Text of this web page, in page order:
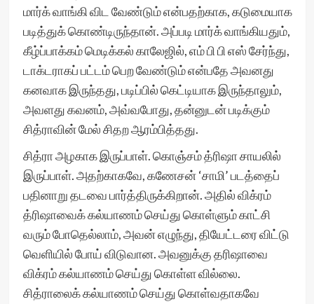
மார்க் வாங்கி விட வேண்டும் என்பதற்காக, கடுமையாக
படித்துக் கொண்டிருந்தான். அப்படி மார்க் வாங்கியதும்,
கீழ்ப்பாக்கம் மெடிக்கல் காலேஜில், எம் பி பி எஸ் சேர்ந்து,
டாக்டராகப் பட்டம் பெற வேண்டும் என்பதே அவனது
கனவாக இருந்தது, படிப்பில் கெட்டியாக இருந்தாலும்,
அவளது கவனம், அவ்வபோது, தன்னுடன் படிக்கும்
சித்ராவின் மேல் சிதற ஆரம்பித்தது.
சித்ரா அழகாக இருப்பாள். கொஞ்சம் த்ரிஷா சாயலில்
இருப்பாள். அதற்காகவே, கணேசன் ‘சாமி’ படத்தைப்
பதினாறு தடவை பார்த்திருக்கிறான். அதில் விக்ரம்
த்ரிஷாவைக் கல்யாணம் செய்து கொள்ளும் காட்சி
வரும் போதெல்லாம், அவன் எழுந்து, தியேட்டரை விட்டு
வெளியில் போய் விடுவான. அவனுக்கு தரிஷாவை
விக்ரம் கல்யாணம் செய்து கொள்ள வில்லை.
சித்ராலைக் கல்யாணம் செய்து கொள்வதாகவே